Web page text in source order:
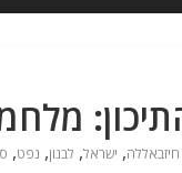
חיזבאללה, ישראל, לבנון, נפט,